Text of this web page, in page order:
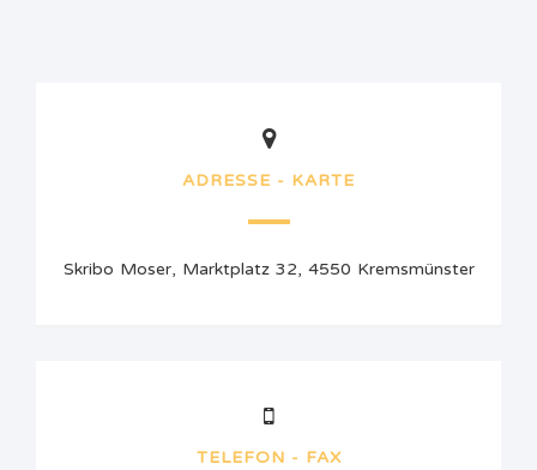
ADRESSE - KARTE
Skribo Moser, Marktplatz 32, 4550 Kremsmünster
TELEFON - FAX